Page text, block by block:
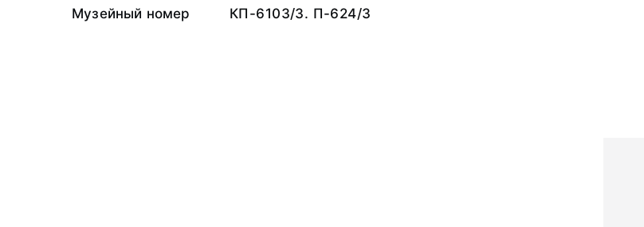
Музейный номер
КП-6103/3. П-624/3